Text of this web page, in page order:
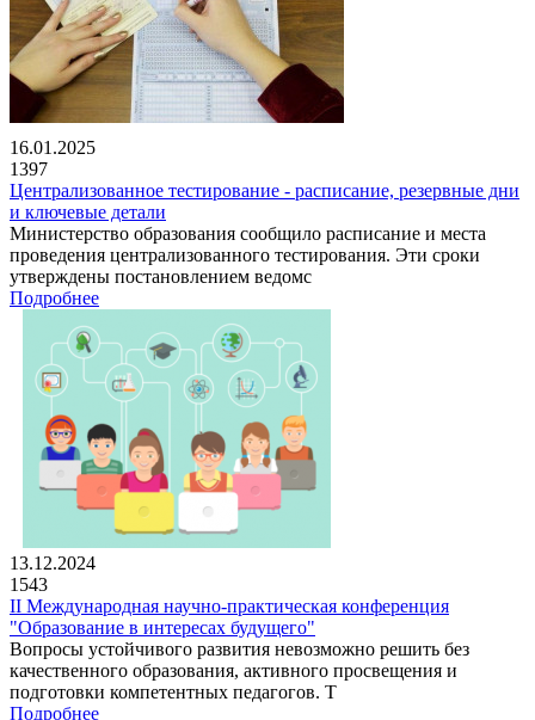
16.01.2025
1397
Централизованное тестирование - расписание, резервные дни
и ключевые детали
Министерство образования сообщило расписание и места
проведения централизованного тестирования. Эти сроки
утверждены постановлением ведомс
Подробнее
13.12.2024
1543
II Международная научно-практическая конференция
"Образование в интересах будущего"
Вопросы устойчивого развития невозможно решить без
качественного образования, активного просвещения и
подготовки компетентных педагогов. Т
Подробнее